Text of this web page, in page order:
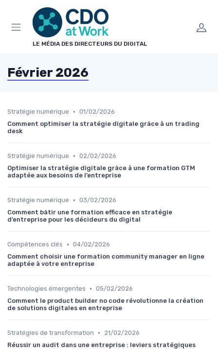
LE MÉDIA DES DIRECTEURS DU DIGITAL
Février 2026
Stratégie numérique • 01/02/2026
Comment optimiser la stratégie digitale grâce à un trading
desk
Stratégie numérique • 02/02/2026
Optimiser la stratégie digitale grâce à une formation GTM
adaptée aux besoins de l’entreprise
Stratégie numérique • 03/02/2026
Comment bâtir une formation efficace en stratégie
d’entreprise pour les décideurs du digital
Compétences clés • 04/02/2026
Comment choisir une formation community manager en ligne
adaptée à votre entreprise
Technologies émergentes • 05/02/2026
Comment le product builder no code révolutionne la création
de solutions digitales en entreprise
Stratégies de transformation •
21/02/2026
Réussir un audit dans une entreprise : leviers stratégiques
Panneau de gestion des cookies